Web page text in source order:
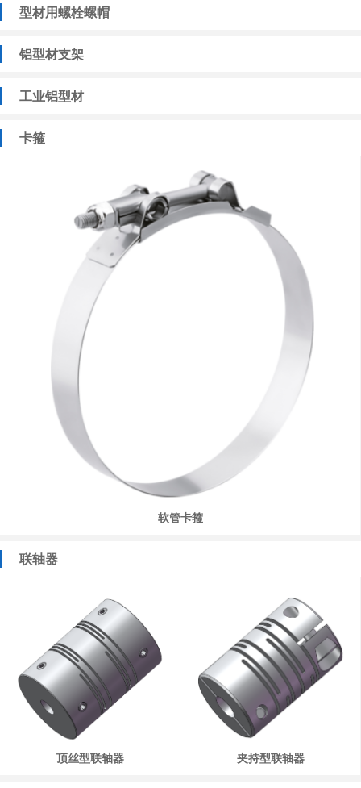
型材用螺栓螺帽
铝型材支架
工业铝型材
卡箍
软管卡箍
联轴器
顶丝型联轴器 夹持型联轴器